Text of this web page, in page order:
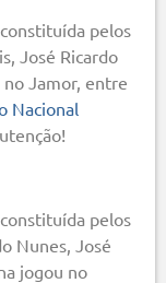
pelos
José Ricardo
Jamor, entre
Nacional
pelos
Nunes, José
jogou no